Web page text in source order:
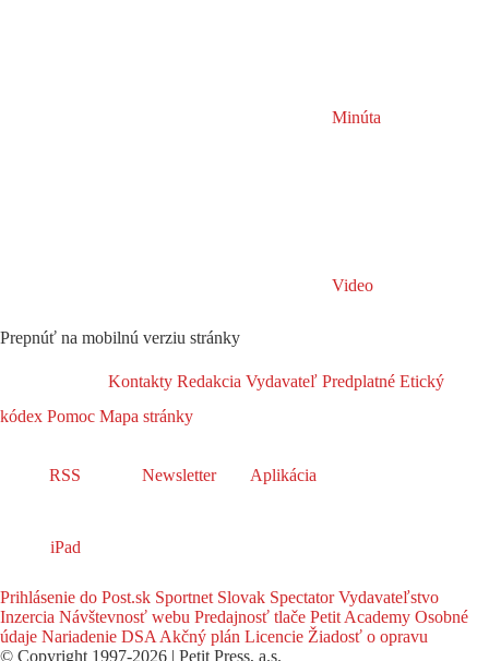
Minúta
Video
Prepnúť na mobilnú verziu stránky
Kontakty Redakcia Vydavateľ Predplatné Etický
kódex Pomoc Mapa stránky
RSS Newsletter Aplikácia
iPad
Prihlásenie do Post.sk Sportnet Slovak SpectatorVydavateľstvo
Inzercia Návštevnosť webu Predajnosť tlače Petit Academy Osobné
údaje Nariadenie DSA Akčný plán Licencie Žiadosť o opravu
© Copyright 1997-2026 | Petit Press, a.s.